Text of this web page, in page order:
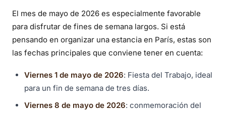
El mes de mayo de 2026 es especialmente favorable
para disfrutar de fines de semana largos. Si está
pensando en organizar una estancia en París, estas son
las fechas principales que conviene tener en cuenta:
Viernes 1 de mayo de 2026: Fiesta del Trabajo, ideal
para un fin de semana de tres días.
Viernes 8 de mayo de 2026: conmemoración del